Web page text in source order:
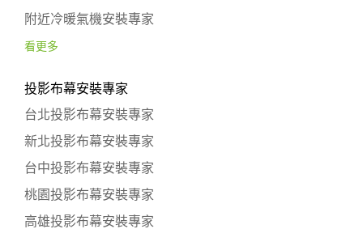
附近冷暖氣機安裝專家
看更多
投影布幕安裝專家
台北投影布幕安裝專家
新北投影布幕安裝專家
台中投影布幕安裝專家
桃園投影布幕安裝專家
高雄投影布幕安裝專家